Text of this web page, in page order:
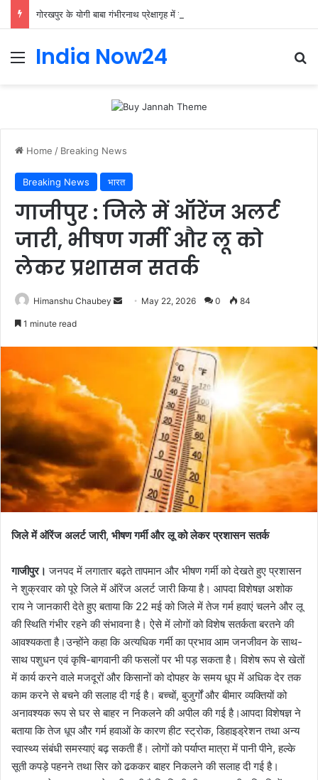
India Now24
Home / Breaking News
Breaking News भारत
गाजीपुर : जिले में ऑरेंज अलर्ट
जारी, भीषण गर्मी और लू को
लेकर प्रशासन सतर्क
Himanshu Chaubey May 22, 2026 0 84
1 minute read
जिले में ऑरेंज अलर्ट जारी, भीषण गर्मी और लू को लेकर प्रशासन सतर्क
गाजीपुर। जनपद में लगातार बढ़ते तापमान और भीषण गर्मी को देखते हुए प्रशासन
ने शुक्रवार को पूरे जिले में ऑरेंज अलर्ट जारी किया है। आपदा विशेषज्ञ अशोक
राय ने जानकारी देते हुए बताया कि 22 मई को जिले में तेज गर्म हवाएं चलने और लू
की स्थिति गंभीर रहने की संभावना है। ऐसे में लोगों को विशेष सतर्कता बरतने की
आवश्यकता है।उन्होंने कहा कि अत्यधिक गर्मी का प्रभाव आम जनजीवन के साथ-
साथ पशुधन एवं कृषि-बागवानी की फसलों पर भी पड़ सकता है। विशेष रूप से खेतों
में कार्य करने वाले मजदूरों और किसानों को दोपहर के समय धूप में अधिक देर तक
काम करने से बचने की सलाह दी गई है। बच्चों, बुजुर्गों और बीमार व्यक्तियों को
अनावश्यक रूप से घर से बाहर न निकलने की अपील की गई है।आपदा विशेषज्ञ ने
बताया कि तेज धूप और गर्म हवाओं के कारण हीट स्ट्रोक, डिहाइड्रेशन तथा अन्य
स्वास्थ्य संबंधी समस्याएं बढ़ सकती हैं। लोगों को पर्याप्त मात्रा में पानी पीने, हल्के
सूती कपड़े पहनने तथा सिर को ढककर बाहर निकलने की सलाह दी गई है।